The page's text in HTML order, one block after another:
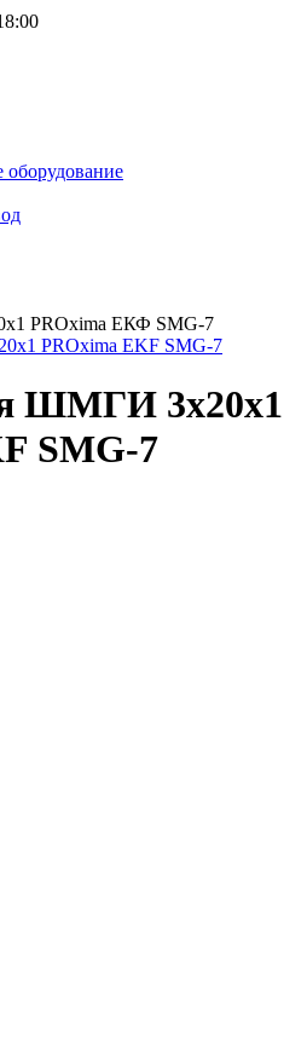
PROxima ЕКФ SMG-7
ШМГИ 3х20х1
SMG-7